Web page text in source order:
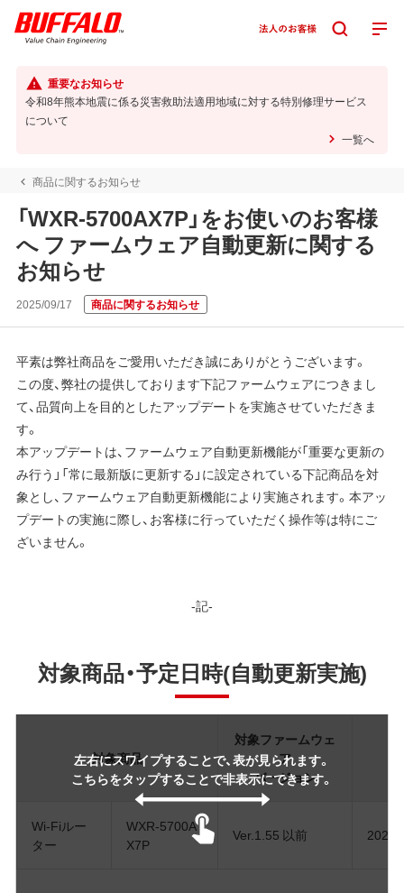
重要なお知らせ
令和8年熊本地震に係る災害救助法適用地域に対する特別修理サービス
について
一覧へ
商品に関するお知らせ
「WXR-5700AX7P」をお使いのお客様
へ ファームウェア自動更新に関する
お知らせ
2025/09/17 商品に関するお知らせ
平素は弊社商品をご愛用いただき誠にありがとうございます。
この度、弊社の提供しております下記ファームウェアにつきまし
て、品質向上を目的としたアップデートを実施させていただきま
す。
本アップデートは、ファームウェア自動更新機能が「重要な更新の
み行う」「常に最新版に更新する」に設定されている下記商品を対
象とし、ファームウェア自動更新機能により実施されます。本アッ
プデートの実施に際し、お客様に行っていただく操作等は特にご
ざいません。
-記-
対象商品・予定日時(自動更新実施)
左右にスワイプすることで、表が見られます。
こちらをタップすることで非表示にできます。
対象商品
対象ファームウェ
ア
バージョン
Wi-Fiルー
ター
WXR-5700A
X7P
Ver.1.55 以前 2025